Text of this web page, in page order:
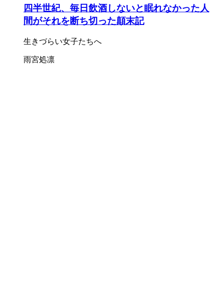
四半世紀、毎日飲酒しないと眠れなかった人
間がそれを断ち切った顛末記
生きづらい女子たちへ
雨宮処凛